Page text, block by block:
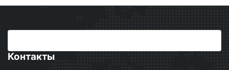
Контакты